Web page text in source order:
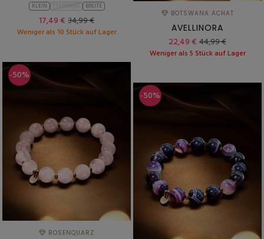
KLEIN BREITE
17,49 € 34,99 €
Weniger als 10 Stück auf Lager
BOTSWANA ACHAT
AVELLINORA
22,49 € 44,99 €
Weniger als 5 Stück auf Lager
-50%
ROSENQUARZ
-50%